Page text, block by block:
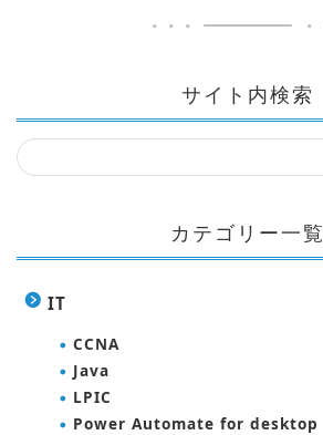
サイト内検索
カテゴリー一覧
IT
CCNA
Java
LPIC
Power Automate for desktop